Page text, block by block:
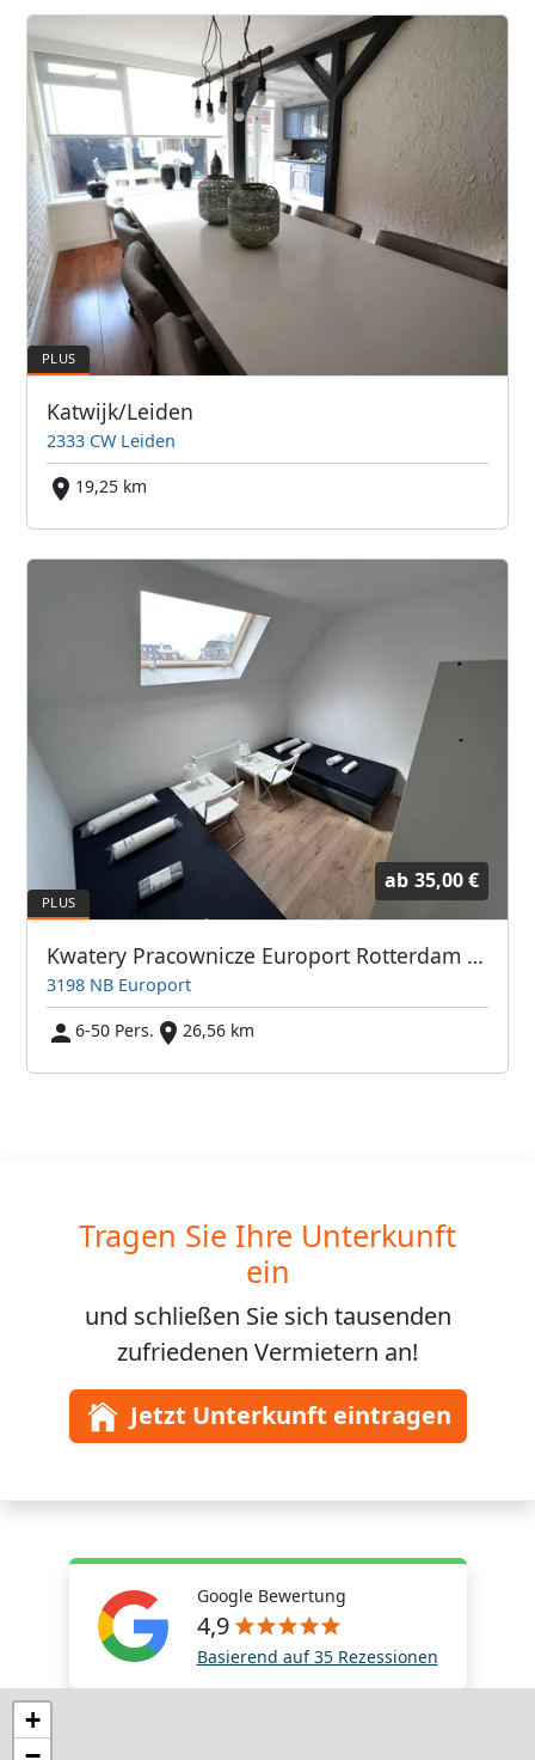
Katwijk/Leiden
2333 CW Leiden
19,25 km
ab 35,00 €
Kwatery Pracownicze Europort Rotterdam i Okolice
3198 NB Europort
6-50 Pers.
26,56 km
Tragen Sie Ihre Unterkunft
ein
und schließen Sie sich tausenden
zufriedenen Vermietern an!
Jetzt Unterkunft eintragen
Google Bewertung
4,9
Basierend auf 35 Rezessionen
+